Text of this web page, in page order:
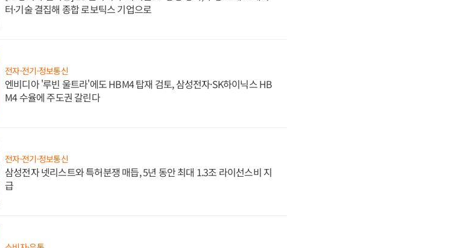
터·기술 결집해 종합 로보틱스 기업으로
전자·전기·정보통신
엔비디아 '루빈 울트라'에도 HBM4 탑재 검토, 삼성전자·SK하이닉스 HB
M4 수율에 주도권 갈린다
전자·전기·정보통신
삼성전자 넷리스트와 특허분쟁 매듭, 5년 동안 최대 1.3조 라이선스비 지
급